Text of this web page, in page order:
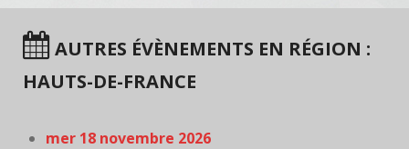
AUTRES ÉVÈNEMENTS EN RÉGION :
HAUTS-DE-FRANCE
mer 18 novembre 2026